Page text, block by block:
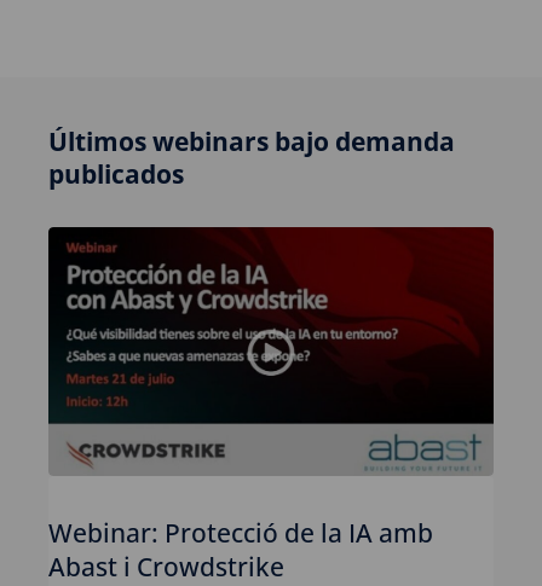
Últimos webinars bajo demanda
publicados
Webinar: Protecció de la IA amb
Abast i Crowdstrike